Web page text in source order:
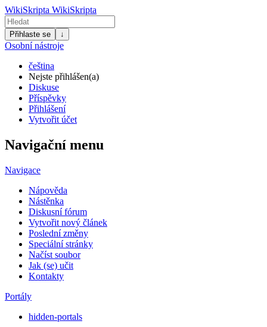
WikiSkripta WikiSkripta
Přihlaste se ↓
Osobní nástroje
čeština
Nejste přihlášen(a)
Diskuse
Příspěvky
Přihlášení
Vytvořit účet
Navigační menu
Navigace
Nápověda
Nástěnka
Diskusní fórum
Vytvořit nový článek
Poslední změny
Speciální stránky
Načíst soubor
Jak (se) učit
Kontakty
Portály
hidden-portals